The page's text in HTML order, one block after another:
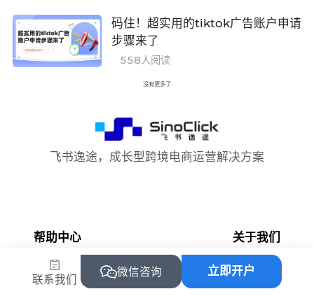
码住！超实用的tiktok广告账户申请
步骤来了
558人阅读
没有更多了
飞书逸途，成长型跨境电商运营解决方案
帮助中心 关于我们
常见问题 飞书逸途
联系我们
微信咨询 立即开户